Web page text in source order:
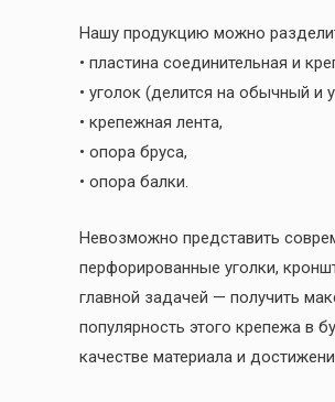
Нашу продукцию можно
• пластина соединительная и
• уголок (делится на обычный и
• крепежная лента,
• опора бруса,
• опора балки.
Невозможно представить
перфорированные уголки,
главной задачей — получить
популярность этого крепежа в
качестве материала и